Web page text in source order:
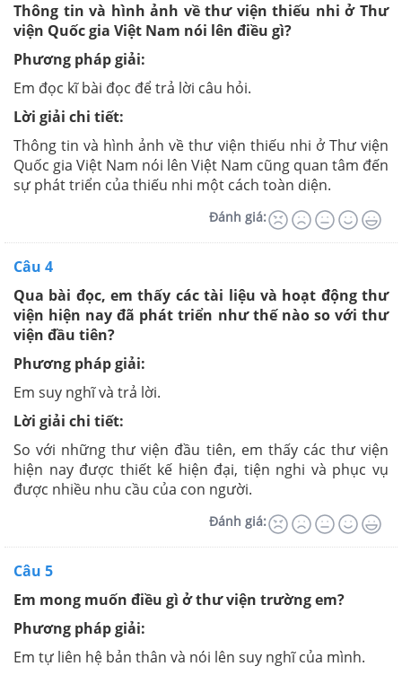
Thông tin và hình ảnh về thư viện thiếu nhi ở Thư
viện Quốc gia Việt Nam nói lên điều gì?
Phương pháp giải:
Em đọc kĩ bài đọc để trả lời câu hỏi.
Lời giải chi tiết:
Thông tin và hình ảnh về thư viện thiếu nhi ở Thư viện
Quốc gia Việt Nam nói lên Việt Nam cũng quan tâm đến
sự phát triển của thiếu nhi một cách toàn diện.
Đánh giá:
Câu 4
Qua bài đọc, em thấy các tài liệu và hoạt động thư
viện hiện nay đã phát triển như thế nào so với thư
viện đầu tiên?
Phương pháp giải:
Em suy nghĩ và trả lời.
Lời giải chi tiết:
So với những thư viện đầu tiên, em thấy các thư viện
hiện nay được thiết kế hiện đại, tiện nghi và phục vụ
được nhiều nhu cầu của con người.
Đánh giá:
Câu 5
Em mong muốn điều gì ở thư viện trường em?
Phương pháp giải:
Em tự liên hệ bản thân và nói lên suy nghĩ của mình.